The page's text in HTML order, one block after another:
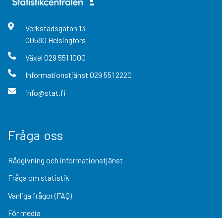
Verkstadsgatan 13
00580 Helsingfors
Växel 029 551 1000
Informationstjänst 029 551 2220
info@stat.fi
Fråga oss
Rådgivning och informationstjänst
Fråga om statistik
Vanliga frågor (FAQ)
För media